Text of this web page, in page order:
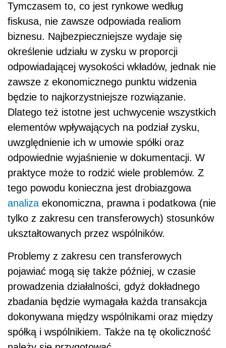
Tymczasem to, co jest rynkowe według
fiskusa, nie zawsze odpowiada realiom
biznesu. Najbezpieczniejsze wydaje się
określenie udziału w zysku w proporcji
odpowiadającej wysokości wkładów, jednak nie
zawsze z ekonomicznego punktu widzenia
będzie to najkorzystniejsze rozwiązanie.
Dlatego też istotne jest uchwycenie wszystkich
elementów wpływających na podział zysku,
uwzględnienie ich w umowie spółki oraz
odpowiednie wyjaśnienie w dokumentacji. W
praktyce może to rodzić wiele problemów. Z
tego powodu konieczna jest drobiazgowa
analizaekonomiczna, prawna i podatkowa (nie
tylko z zakresu cen transferowych) stosunków
ukształtowanych przez wspólników.
Problemy z zakresu cen transferowych
pojawiać mogą się także później, w czasie
prowadzenia działalności, gdyż dokładnego
zbadania będzie wymagała każda transakcja
dokonywana między wspólnikami oraz między
spółką i wspólnikiem. Także na tę okoliczność